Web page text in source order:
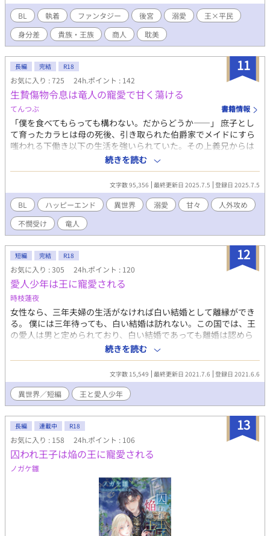
闘いの物語。
BL 執着 ファンタジー 後宮 溺愛
王×平民
身分差
貴族・王族 商人 耽美
11
長編 完結 R18
お気に入り : 725 24h.ポイント : 142
生贄傷物令息は竜人の寵愛で甘く蕩ける
てんつぶ 書籍情報
「僕を食べてもらっても構わない。だからどうか――」 庶子とし
て育ったカラヒは母の死後、引き取られた伯爵家でメイドにすら
嗤われる下働き以下の生活を強いられていた。その上義兄からは
火傷を負わされるほどの異常な執着を示される。 そんなある日、
義母である伯爵夫人はカラヒを神竜の生贄に捧げると言いだして
――？ 「カラヒ。おれの番いは嫌か」 助けてくれた神竜・エヴィ
ルはカラヒを愛を囁くものの、カラヒは彼の秘密を知ってしまっ
た。 どうして初対面のカラヒを愛する「フリ」をするのか。 どう
して竜が言葉を話せるのか。 所詮偽りの番いだとカラヒは分かっ
てしまった。それでも――。
続きを読む
文字数 95,356 最終更新日 2025.7.5 登録日 2025.7.5
BL ハッピーエンド 異世界 溺愛 甘々
人外攻め
不憫受け
竜人
12
短編 完結 R18
お気に入り : 305 24h.ポイント : 120
愛人少年は王に寵愛される
時枝蓮夜
女性なら、三年夫婦の生活がなければ白い結婚として離縁ができ
る。 僕には三年待っても、白い結婚は訪れない。この国では、王
の愛人は男と定められており、白い結婚であっても離婚は認めら
れていないためだ。 初めから要らぬ子供を増やさないために、男
を愛人にと定められているのだ。子ができなくて当然なのだか
ら、離婚を論じるられる事もなかった。 そして若い間に抱き潰さ
れたあと、修道院に幽閉されて一生を終える。 僕はもうすぐ王の
愛人に召し出され、２年になる。夜のお召もあるが、ただ抱きし
められて眠るだけのお召だ。 そんな生活に変化があったのは、僕
に遅い精通があってからだった。
続きを読む
文字数 15,549 最終更新日 2021.7.6 登録日 2021.6.6
異世界／短編 王と愛人少年
13
長編 連載中 R18
お気に入り : 158 24h.ポイント : 106
囚われ王子は焔の王に寵愛される
ノガケ雛